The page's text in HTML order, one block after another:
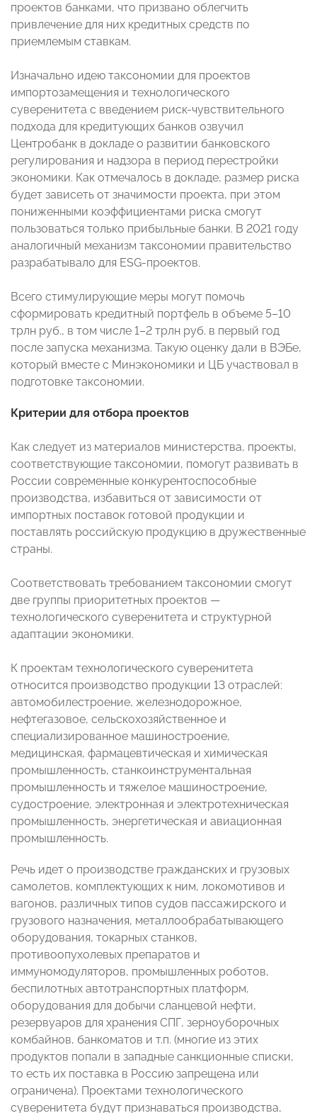
проектов банками, что призвано облегчить
привлечение для них кредитных средств по
приемлемым ставкам.
Изначально идею таксономии для проектов
импортозамещения и технологического
суверенитета с введением риск-чувствительного
подхода для кредитующих банков озвучил
Центробанк в докладе о развитии банковского
регулирования и надзора в период перестройки
экономики. Как отмечалось в докладе, размер риска
будет зависеть от значимости проекта, при этом
пониженными коэффициентами риска смогут
пользоваться только прибыльные банки. В 2021 году
аналогичный механизм таксономии правительство
разрабатывало для ESG-проектов.
Всего стимулирующие меры могут помочь
сформировать кредитный портфель в объеме 5–10
трлн руб., в том числе 1–2 трлн руб. в первый год
после запуска механизма. Такую оценку дали в ВЭБе,
который вместе с Минэкономики и ЦБ участвовал в
подготовке таксономии.
Критерии для отбора проектов
Как следует из материалов министерства, проекты,
соответствующие таксономии, помогут развивать в
России современные конкурентоспособные
производства, избавиться от зависимости от
импортных поставок готовой продукции и
поставлять российскую продукцию в дружественные
страны.
Соответствовать требованием таксономии смогут
две группы приоритетных проектов —
технологического суверенитета и структурной
адаптации экономики.
К проектам технологического суверенитета
относится производство продукции 13 отраслей:
автомобилестроение, железнодорожное,
нефтегазовое, сельскохозяйственное и
специализированное машиностроение,
медицинская, фармацевтическая и химическая
промышленность, станкоинструментальная
промышленность и тяжелое машиностроение,
судостроение, электронная и электротехническая
промышленность, энергетическая и авиационная
промышленность.
Речь идет о производстве гражданских и грузовых
самолетов, комплектующих к ним, локомотивов и
вагонов, различных типов судов пассажирского и
грузового назначения, металлообрабатывающего
оборудования, токарных станков,
противоопухолевых препаратов и
иммуномодуляторов, промышленных роботов,
беспилотных автотранспортных платформ,
оборудования для добычи сланцевой нефти,
резервуаров для хранения СПГ, зерноуборочных
комбайнов, банкоматов и т.п. (многие из этих
продуктов попали в западные санкционные списки,
то есть их поставка в Россию запрещена или
ограничена). Проектами технологического
суверенитета будут признаваться производства,